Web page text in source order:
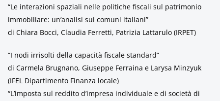
“Le interazioni spaziali nelle politiche fiscali sul patrimonio
immobiliare: un’analisi sui comuni italiani”
di Chiara Bocci, Claudia Ferretti, Patrizia Lattarulo (IRPET)
“I nodi irrisolti della capacità fiscale standard”
di Carmela Brugnano, Giuseppe Ferraina e Larysa Minzyuk
(IFEL Dipartimento Finanza locale)
“L’imposta sul reddito d’impresa individuale e di società di